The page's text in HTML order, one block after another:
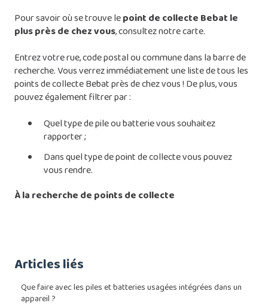
Pour savoir où se trouve lepoint de collecte Bebat le
plus prèsde chez vous, consulteznotre carte.
Entrez votre rue, code postal ou commune dans la barre de
recherche. Vous verrez immédiatement une liste de tous les
points de collecte Bebat près de chez vous ! De plus, vous
pouvez également filtrer par :
Quel type de pile ou batterie vous souhaitez
rapporter ;
Dans quel type de point de collecte vous pouvez
vous rendre.
À la recherche de points de collecte
Articles liés
Que faire avec les piles et batteries usagées intégrées dans un
appareil ?